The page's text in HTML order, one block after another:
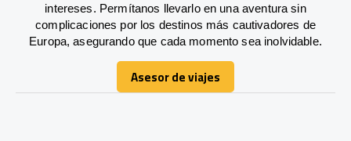
intereses. Permítanos llevarlo en una aventura sin
complicaciones por los destinos más cautivadores de
Europa, asegurando que cada momento sea inolvidable.
Asesor de viajes
Asesor de viajes